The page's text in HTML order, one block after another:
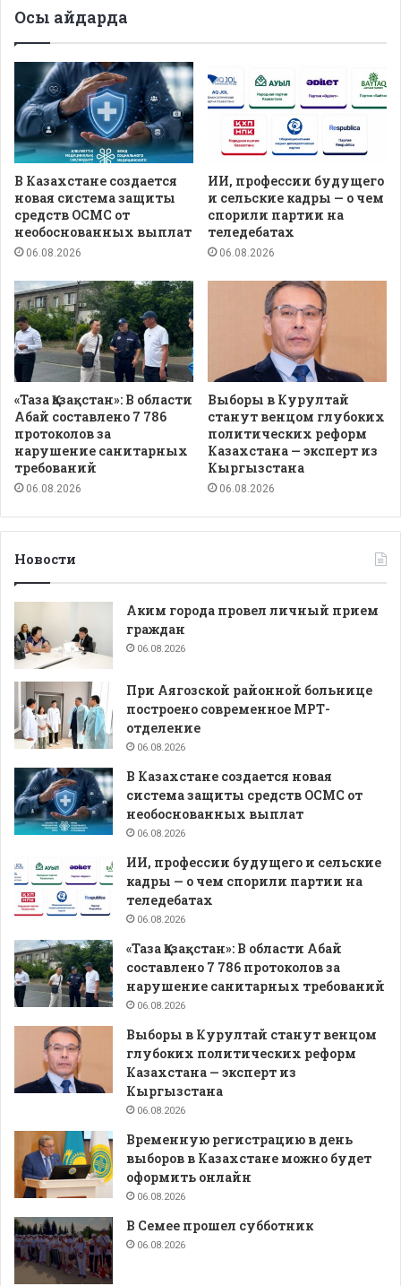
Осы айдарда
В Казахстане создается
новая система защиты
средств ОСМС от
необоснованных выплат
06.08.2026
ИИ, профессии будущего
и сельские кадры — о чем
спорили партии на
теледебатах
06.08.2026
«Таза Қазақстан»: В области
Абай составлено 7 786
протоколов за
нарушение санитарных
требований
06.08.2026
Выборы в Курултай
станут венцом глубоких
политических реформ
Казахстана — эксперт из
Кыргызстана
06.08.2026
Новости
Аким города провел личный прием
граждан
06.08.2026
При Аягозской районной больнице
построено современное МРТ-
отделение
06.08.2026
В Казахстане создается новая
система защиты средств ОСМС от
необоснованных выплат
06.08.2026
ИИ, профессии будущего и сельские
кадры — о чем спорили партии на
теледебатах
06.08.2026
«Таза Қазақстан»: В области Абай
составлено 7 786 протоколов за
нарушение санитарных требований
06.08.2026
Выборы в Курултай станут венцом
глубоких политических реформ
Казахстана — эксперт из
Кыргызстана
06.08.2026
Временную регистрацию в день
выборов в Казахстане можно будет
оформить онлайн
06.08.2026
В Семее прошел субботник
06.08.2026